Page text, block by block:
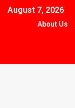
August 7, 2026
About Us